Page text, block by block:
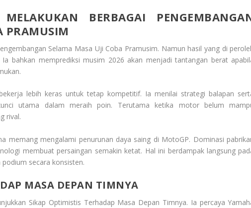
BERBAGAI
PRAMUSIM
Selama Masa Uji Coba Pramusim. Namun hasil yang di
bahkan memprediksi musim 2026 akan menjadi tantangan berat
lebih keras untuk tetap kompetitif. Ia menilai strategi balapan
utama dalam meraih poin. Terutama ketika motor belum
rival.
memang mengalami penurunan daya saing di MotoGP. Dominasi
membuat persaingan semakin ketat. Hal ini berdampak langsung
secara konsisten.
MASA DEPAN TIMNYA
Sikap Optimistis Terhadap Masa Depan Timnya. Ia percaya